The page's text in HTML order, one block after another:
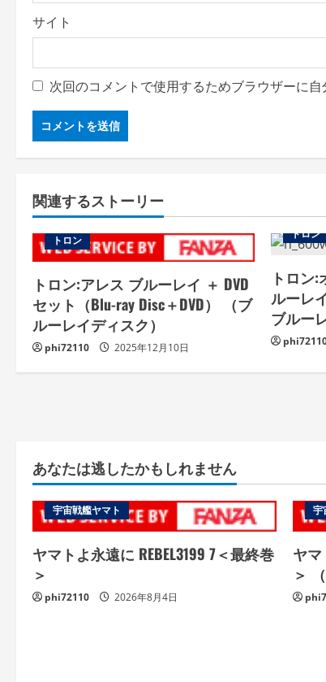
サイト
次回のコメントで使用するためブラウザーに
関連するストーリー
トロン
トロン:アレス ブルーレイ ＋ DVD
セット（Blu-ray Disc＋DVD） （ブ
ルーレイディスク）
phi72110 2025年12月10日
トロン
トロン:
ルーレ
ブルー
あなたは逃したかもしれません
宇宙戦艦ヤマト
ヤマトよ永遠に REBEL3199 7＜最終巻
＞
phi72110 2026年8月4日
宇
ヤマ
＞